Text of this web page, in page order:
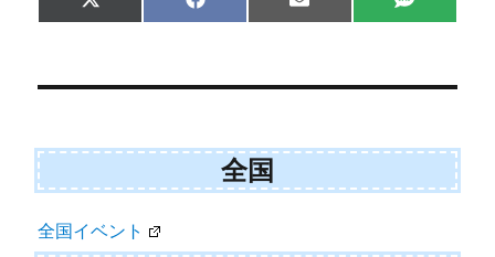
S
h
o
X
(
t
r
S
h
o
F
a
o
S
h
o
E
m
S
h
o
S
M
全国
全国イベント